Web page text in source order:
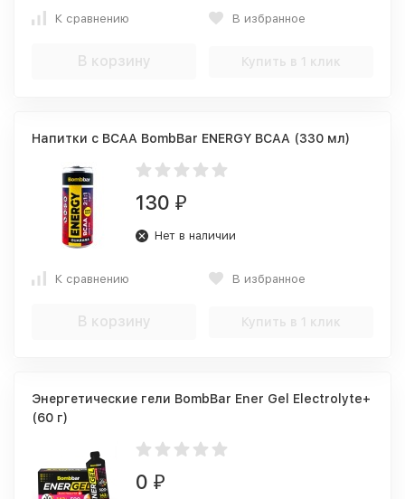
К сравнению В избранное
В корзину Купить в 1 клик
Напитки с BCAA BombBar ENERGY BCAA (330 мл)
130 ₽
Нет в наличии
К сравнению В избранное
В корзину Купить в 1 клик
Энергетические гели BombBar Ener Gel Electrolyte+
(60 г)
0 ₽